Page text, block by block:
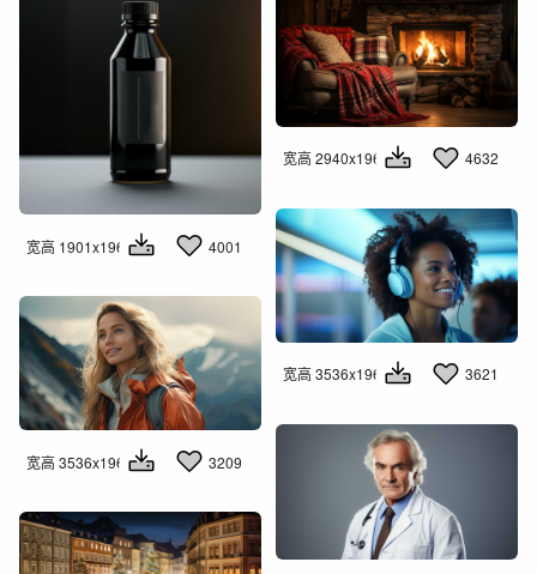
宽高 1901x1960 4001
宽高 2940x1960 4632
宽高 3536x1960 3621
宽高 3536x1960 3209